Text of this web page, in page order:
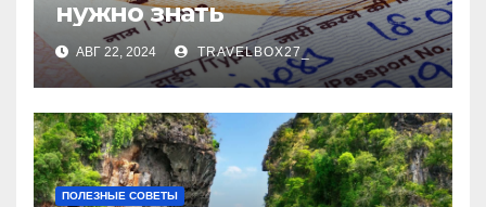
нужно знать
АВГ 22, 2024 TRAVELBOX27_
ПОЛЕЗНЫЕ СОВЕТЫ